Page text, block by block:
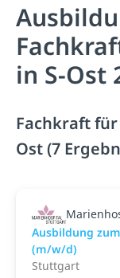
in S-Ost
Fachkraft
Ost (7
Ausbildung
(m/w/d)
Stuttgart